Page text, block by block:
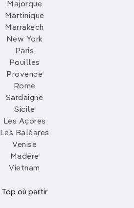
Majorque
Martinique
Marrakech
New York
Paris
Pouilles
Provence
Rome
Sardaigne
Sicile
Les Açores
Les Baléares
Venise
Madère
Vietnam
Top où partir